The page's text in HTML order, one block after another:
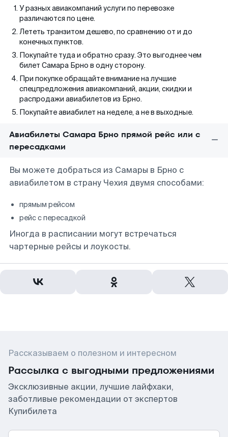
У разных авиакомпаний услуги по перевозке
различаются по цене.
Лететь транзитом дешево, по сравнению от и до
конечных пунктов.
Покупайте туда и обратно сразу. Это выгоднее чем
билет Самара Брно в одну сторону.
При покупке обращайте внимание на лучшие
спецпредложения авиакомпаний, акции, скидки и
распродажи авиабилетов из Брно.
Покупайте авиабилет на неделе, а не в выходные.
Авиабилеты Самара Брно прямой рейс или с
пересадками
Вы можете добраться из Самары в Брно с
авиабилетом в страну Чехия двумя способами:
прямым рейсом
рейс с пересадкой
Иногда в расписании могут встречаться
чартерные рейсы и лоукосты.
Рассказываем о полезном и интересном
Рассылка с выгодными предложениями
Эксклюзивные акции, лучшие лайфхаки,
заботливые рекомендации от экспертов
Купибилета